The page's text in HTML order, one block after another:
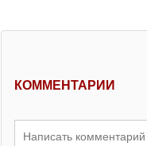
КОММЕНТАРИИ